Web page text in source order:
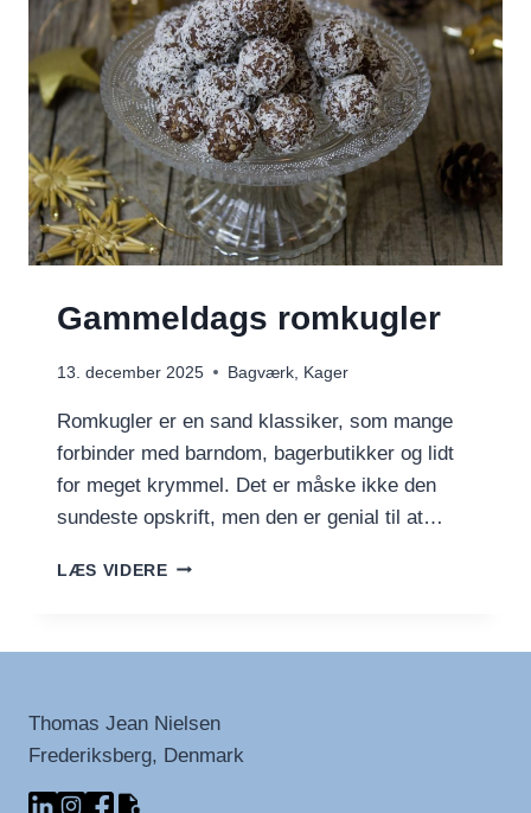
Gammeldags romkugler
13. december 2025 Bagværk Kager
Romkugler er en sand klassiker, som mange
forbinder med barndom, bagerbutikker og lidt
for meget krymmel. Det er måske ikke den
sundeste opskrift, men den er genial til at…
LÆS VIDEREGAMMELDAGS
Thomas Jean Nielsen
Frederiksberg, Denmark